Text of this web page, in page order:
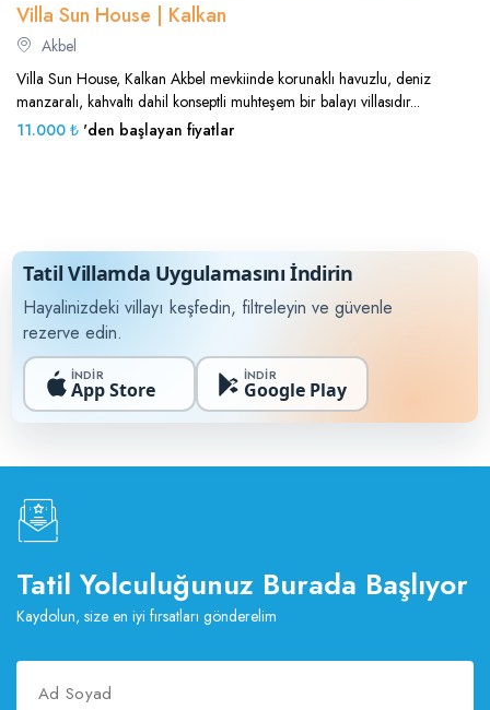
Villa Sun House | Kalkan
Akbel
Villa Sun House, Kalkan Akbel mevkiinde korunaklı havuzlu, deniz
manzaralı, kahvaltı dahil konseptli muhteşem bir balayı villasıdır...
11.000 ₺ 'den başlayan fiyatlar
Tatil Villamda Uygulamasını İndirin
Hayalinizdeki villayı keşfedin, filtreleyin ve güvenle
rezerve edin.
İNDİR
App Store
İNDİR
Google Play
Tatil Yolculuğunuz Burada Başlıyor
Kaydolun, size en iyi fırsatları gönderelim